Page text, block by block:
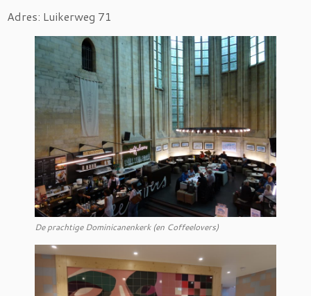
Adres: Luikerweg 71
De prachtige Dominicanenkerk (en Coffeelovers)